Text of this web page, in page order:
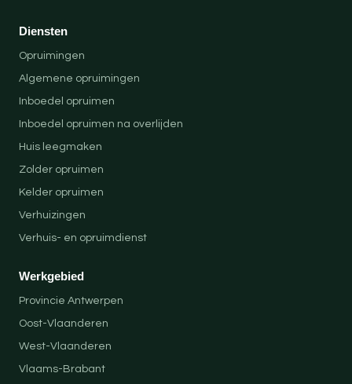
Diensten
Opruimingen
Algemene opruimingen
Inboedel opruimen
Inboedel opruimen na overlijden
Huis leegmaken
Zolder opruimen
Kelder opruimen
Verhuizingen
Verhuis- en opruimdienst
Werkgebied
Provincie Antwerpen
Oost-Vlaanderen
West-Vlaanderen
Vlaams-Brabant